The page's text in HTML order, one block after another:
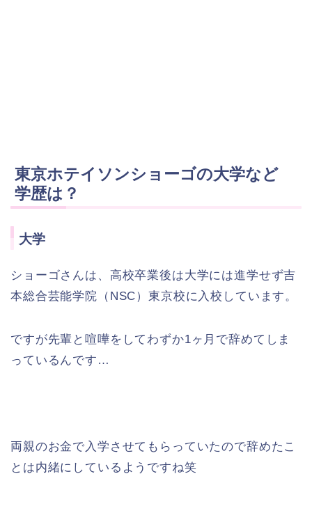
東京ホテイソンショーゴの大学など
学歴は？
大学
ショーゴさんは、高校卒業後は大学には進学せず吉
本総合芸能学院（NSC）東京校に入校しています。
ですが先輩と喧嘩をしてわずか1ヶ月で辞めてしま
っているんです…
両親のお金で入学させてもらっていたので辞めたこ
とは内緒にしているようですね笑